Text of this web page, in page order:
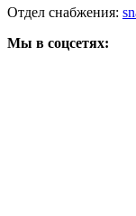
Отдел снабжения:
Мы в соцсетях: